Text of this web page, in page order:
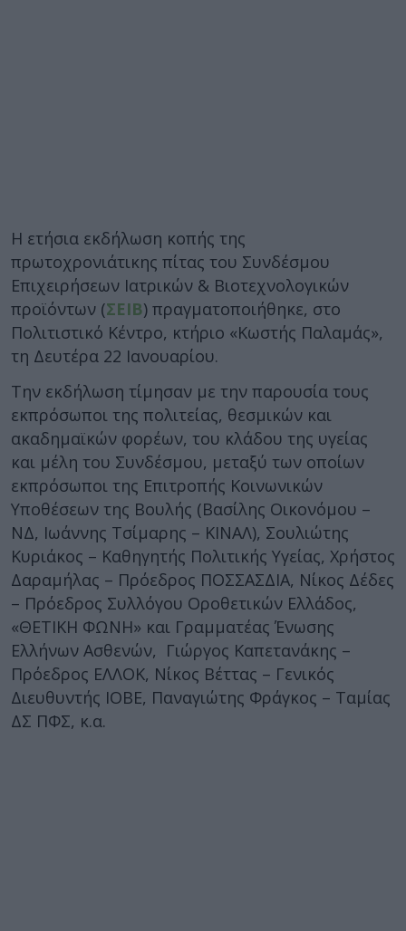
Η ετήσια εκδήλωση κοπής της
πρωτοχρονιάτικης πίτας του Συνδέσμου
Επιχειρήσεων Ιατρικών & Βιοτεχνολογικών
προϊόντων (ΣΕΙΒ) πραγματοποιήθηκε, στο
Πολιτιστικό Κέντρο, κτήριο «Κωστής Παλαμάς»,
τη Δευτέρα 22 Ιανουαρίου.
Την εκδήλωση τίμησαν με την παρουσία τους
εκπρόσωποι της πολιτείας, θεσμικών και
ακαδημαϊκών φορέων, του κλάδου της υγείας
και μέλη του Συνδέσμου, μεταξύ των οποίων
εκπρόσωποι της Επιτροπής Κοινωνικών
Υποθέσεων της Βουλής (Βασίλης Οικονόμου –
ΝΔ, Ιωάννης Τσίμαρης – ΚΙΝΑΛ), Σουλιώτης
Κυριάκος – Καθηγητής Πολιτικής Υγείας, Χρήστος
Δαραμήλας – Πρόεδρος ΠΟΣΣΑΣΔΙΑ, Νίκος Δέδες
– Πρόεδρος Συλλόγου Οροθετικών Ελλάδος,
«ΘΕΤΙΚΗ ΦΩΝΗ» και Γραμματέας Ένωσης
Ελλήνων Ασθενών, Γιώργος Καπετανάκης –
Πρόεδρος ΕΛΛΟΚ, Νίκος Βέττας – Γενικός
Διευθυντής ΙΟΒΕ, Παναγιώτης Φράγκος – Ταμίας
ΔΣ ΠΦΣ, κ.α.